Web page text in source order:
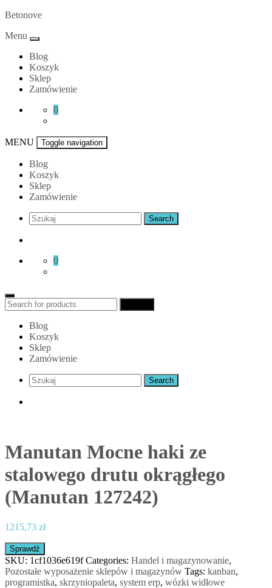
Skip
content
Betonove
Menu
Blog
Koszyk
Sklep
Zamówienie
0
MENU Toggle navigation
Blog
Koszyk
Sklep
Zamówienie
0
Search
for:
Blog
Koszyk
Sklep
Zamówienie
Manutan Mocne haki ze
stalowego drutu okrągłego
(Manutan 127242)
1215,73 zł
Sprawdź
SKU: 1cf1036e619f Categories: Handel i magazynowanie,
Pozostałe wyposażenie sklepów i magazynów Tags: kanban,
programistka, skrzyniopaleta, system erp, wózki widłowe